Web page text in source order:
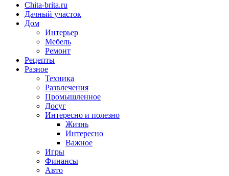
Chita-brita.ru
Дачный участок
Дом
Интерьер
Мебель
Ремонт
Рецепты
Разное
Техника
Развлечения
Промышленное
Досуг
Интересно и полезно
Жизнь
Интересно
Важное
Игры
Финансы
Авто